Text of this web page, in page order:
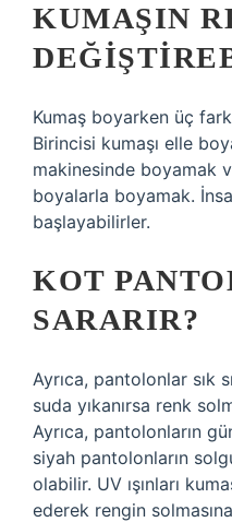
KUMAŞIN
Kumaş boyarken üç
Birincisi kumaşı elle
makinesinde boyamak
boyalarla boyamak.
başlayabilirler.
KOT
SARARIR?
Ayrıca, pantolonlar sık
suda yıkanırsa renk
Ayrıca, pantolonların
siyah pantolonların
olabilir. UV ışınları
ederek rengin